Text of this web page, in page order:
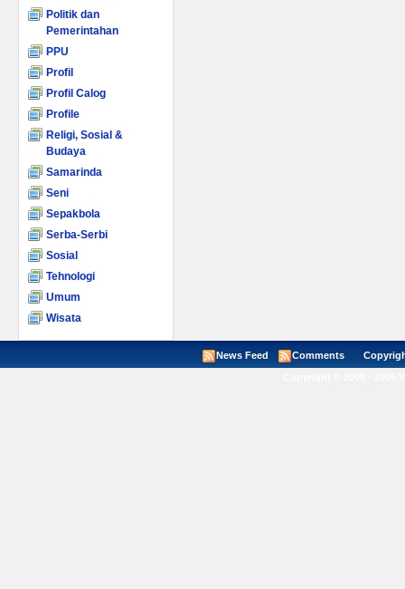
Politik dan
Pemerintahan
PPU
Profil
Profil Calog
Profile
Religi, Sosial &
Budaya
Samarinda
Seni
Sepakbola
Serba-Serbi
Sosial
Tehnologi
Umum
Wisata
News Feed Comments Copyright